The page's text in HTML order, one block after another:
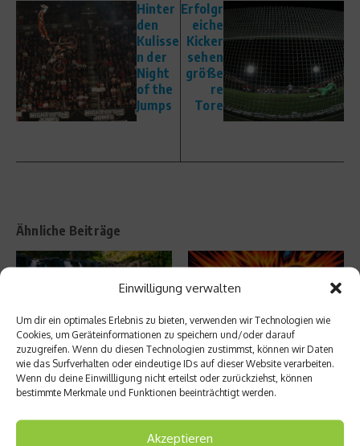
Einwilligung verwalten
Um dir ein optimales Erlebnis zu bieten, verwenden wir Technologien wie
Cookies, um Geräteinformationen zu speichern und/oder darauf
zuzugreifen. Wenn du diesen Technologien zustimmst, können wir Daten
wie das Surfverhalten oder eindeutige IDs auf dieser Website verarbeiten.
Wenn du deine Einwillligung nicht erteilst oder zurückziehst, können
bestimmte Merkmale und Funktionen beeinträchtigt werden.
Akzeptieren
Hinter
den
Kulisse
n der
Night
of the
Jumps
Erfolgr
eiche
Kicker
sehen
größe
re
Tore
Ähnliche Beiträge
Beachcomber: Comeback des
Trailrunning-Events im Indischen
Ozean
Hamburger Verein will das längste
Handballspiel der Welt austrage
...